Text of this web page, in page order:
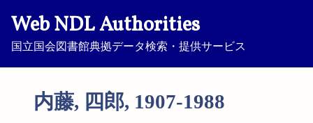
Web NDL Authorities
国立国会図書館典拠データ検索・提供サービス
内藤, 四郎, 1907-1988